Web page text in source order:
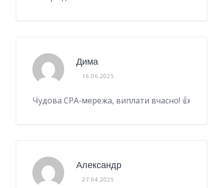
Дима
16.06.2025
Чудова CPA-мережа, виплати вчасно! 👍
Александр
27.04.2025